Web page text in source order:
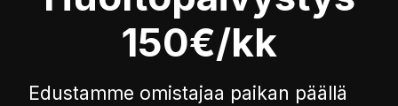
150€/kk
Edustamme omistajaa paikan päällä